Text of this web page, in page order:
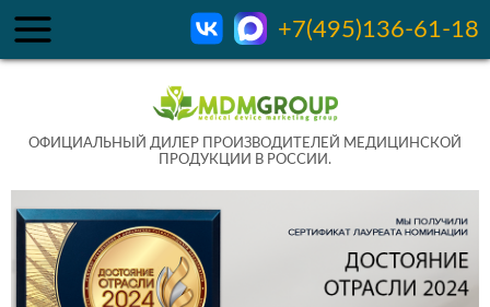
+7(495)136-61-18
ОФИЦИАЛЬНЫЙ ДИЛЕР ПРОИЗВОДИТЕЛЕЙ МЕДИЦИНСКОЙ
ПРОДУКЦИИ В РОССИИ.